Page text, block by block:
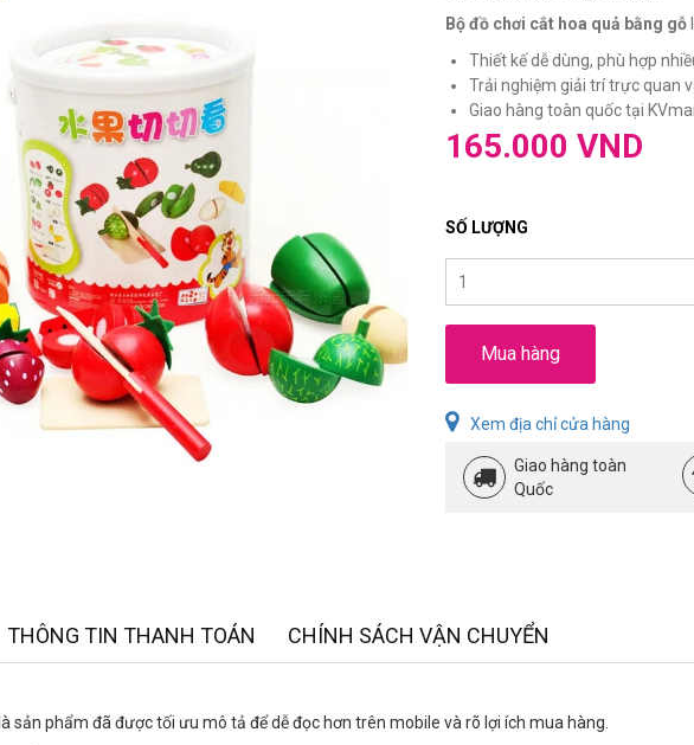
Bộ đồ chơi cắt hoa quả bằng gỗ
Thiết kế dễ dùng, phù hợp
Trải nghiệm giải trí trực quan
Giao hàng toàn quốc tại
165.000 VND
SỐ LƯỢNG
Mua hàng
Xem địa chỉ cửa hàng
Giao hàng toàn
Quốc
THÔNG TIN THANH TOÁN CHÍNH SÁCH VẬN CHUYỂN
là sản phẩm đã được tối ưu mô tả để dễ đọc hơn trên mobile và rõ lợi ích mua hàng.